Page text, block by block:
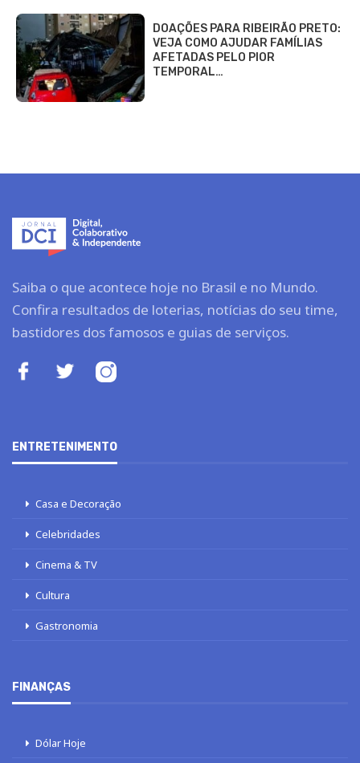
DOAÇÕES PARA RIBEIRÃO PRETO:
VEJA COMO AJUDAR FAMÍLIAS
AFETADAS PELO PIOR
TEMPORAL…
Saiba o que acontece hoje no Brasil e no Mundo.
Confira resultados de loterias, notícias do seu time,
bastidores dos famosos e guias de serviços.
ENTRETENIMENTO
Casa e Decoração
Celebridades
Cinema & TV
Cultura
Gastronomia
FINANÇAS
Dólar Hoje